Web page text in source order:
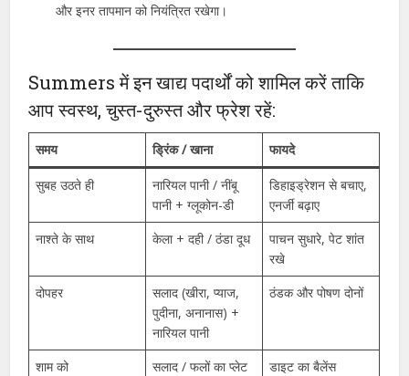
और इनर तापमान को नियंत्रित रखेगा।
Summers में इन खाद्य पदार्थों को शामिल करें ताकि
आप स्वस्थ, चुस्त-दुरुस्त और फ्रेश रहें:
समय ड्रिंक / खाना फायदे
सुबह उठते ही
नारियल पानी / नींबू
पानी + ग्लूकोन-डी
डिहाइड्रेशन से बचाए,
एनर्जी बढ़ाए
नाश्ते के साथ
केला + दही / ठंडा दूध
पाचन सुधारे, पेट शांत
रखे
दोपहर
सलाद (खीरा, प्याज,
पुदीना, अनानास) +
नारियल पानी
ठंडक और पोषण दोनों
शाम को
सलाद / फलों का प्लेट
डाइट का बैलेंस